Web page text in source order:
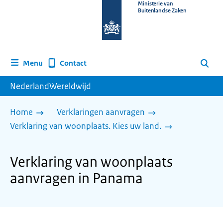
homepage
Ministerie van
Buitenlandse Zaken
Menu Contact Zoeken
NederlandWereldwijd
Home
Verklaringen aanvragen
Verklaring van woonplaats. Kies uw land.
Verklaring van woonplaats
aanvragen in Panama